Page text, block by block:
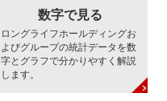
数字で見る
ロングライフホールディングお
よびグループの統計データを数
字とグラフで分かりやすく解説
します。